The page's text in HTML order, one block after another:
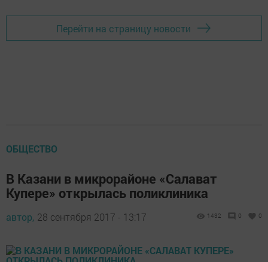
Перейти на страницу новости
ОБЩЕСТВО
В Казани в микрорайоне «Салават
Купере» открылась поликлиника
автор, 28 сентября 2017 - 13:17 1432 0 0